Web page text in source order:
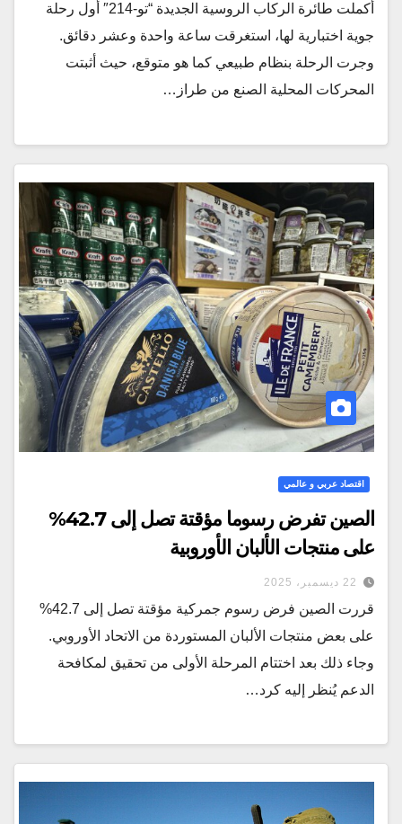
أكملت طائرة الركاب الروسية الجديدة “تو-214″ أول رحلة
جوية اختبارية لها، استغرقت ساعة واحدة وعشر دقائق.
وجرت الرحلة بنظام طبيعي كما هو متوقع، حيث أثبتت
المحركات المحلية الصنع من طراز…
اقتصاد عربي و عالمي
الصين تفرض رسوما مؤقتة تصل إلى 42.7%
على منتجات الألبان الأوروبية
22 ديسمبر، 2025
قررت الصين فرض رسوم جمركية مؤقتة تصل إلى 42.7%
على بعض منتجات الألبان المستوردة من الاتحاد الأوروبي.
وجاء ذلك بعد اختتام المرحلة الأولى من تحقيق لمكافحة
الدعم يُنظر إليه كرد…